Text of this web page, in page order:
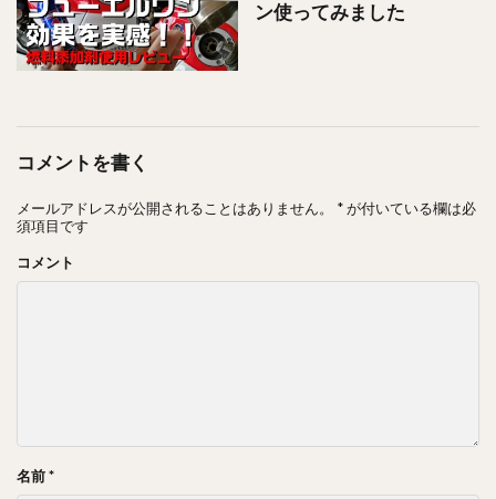
ン使ってみました
コメントを書く
メールアドレスが公開されることはありません。 *が付いている欄は必
須項目です
コメント
名前*